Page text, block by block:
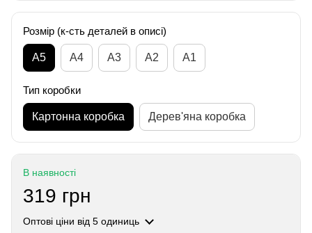
Розмір (к-сть деталей в описі)
А5 А4 A3 A2 A1
Тип коробки
Картонна коробка Дерев'яна коробка
В наявності
319 грн
Оптові ціни від 5 одиниць